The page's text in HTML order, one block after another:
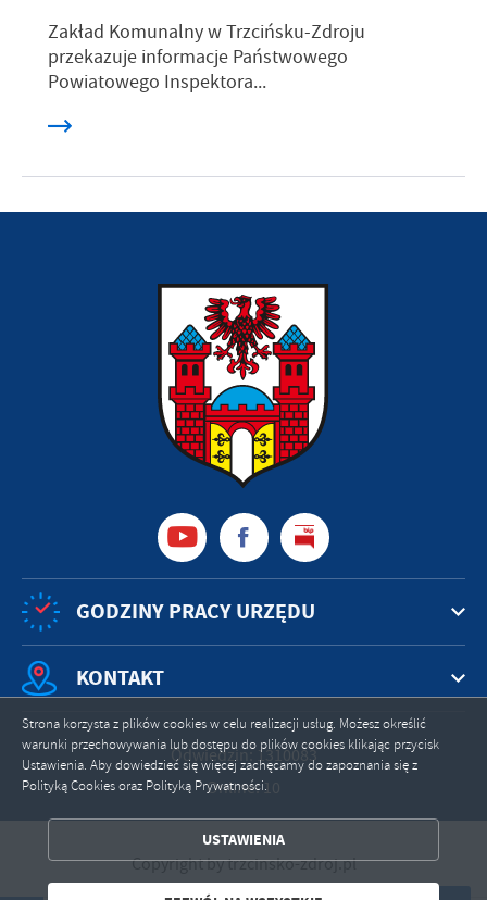
Zakład Komunalny w Trzcińsku-Zdroju
przekazuje informacje Państwowego
Powiatowego Inspektora...
GODZINY PRACY URZĘDU
KONTAKT
Odwiedzin: 1310083
Online: 10
Copyright by trzcinsko-zdroj.pl
Strona korzysta z plików cookies w celu realizacji usług. Możesz określić
warunki przechowywania lub dostępu do plików cookies klikając przycisk
Ustawienia. Aby dowiedzieć się więcej zachęcamy do zapoznania się z
Polityką Cookies oraz Polityką Prywatności.
USTAWIENIA
ZAPISZ WYBRANE